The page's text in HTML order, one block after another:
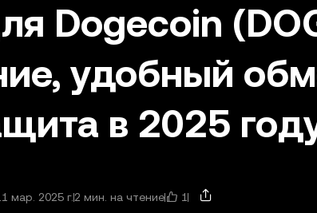
Dogecoin
удобный
в 2025
мар. 2025 г. 2 мин. на чтение 1